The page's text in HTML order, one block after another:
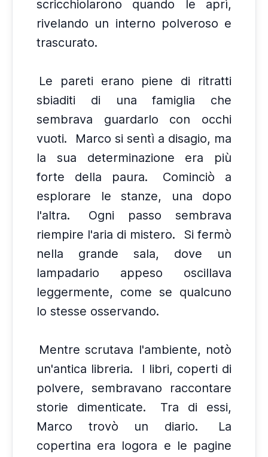
scricchiolarono quando le aprì,
rivelando un interno polveroso e
trascurato.
Le pareti erano piene di ritratti
sbiaditi di una famiglia che
sembrava guardarlo con occhi
vuoti.
Marco si sentì a disagio, ma
la sua determinazione era più
forte della paura.
Cominciò a
esplorare le stanze, una dopo
l'altra.
Ogni passo sembrava
riempire l'aria di mistero.
Si fermò
nella grande sala, dove un
lampadario appeso oscillava
leggermente, come se qualcuno
lo stesse osservando.
Mentre scrutava l'ambiente, notò
un'antica libreria.
I libri, coperti di
polvere, sembravano raccontare
storie dimenticate.
Tra di essi,
Marco trovò un diario.
La
copertina era logora e le pagine